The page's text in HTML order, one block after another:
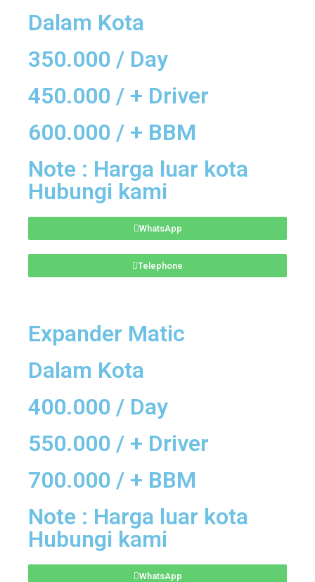
Dalam Kota
350.000 / Day
450.000 / + Driver
600.000 / + BBM
Note : Harga luar kota
Hubungi kami
WhatsApp
Telephone
Expander Matic
Dalam Kota
400.000 / Day
550.000 / + Driver
700.000 / + BBM
Note : Harga luar kota
Hubungi kami
WhatsApp